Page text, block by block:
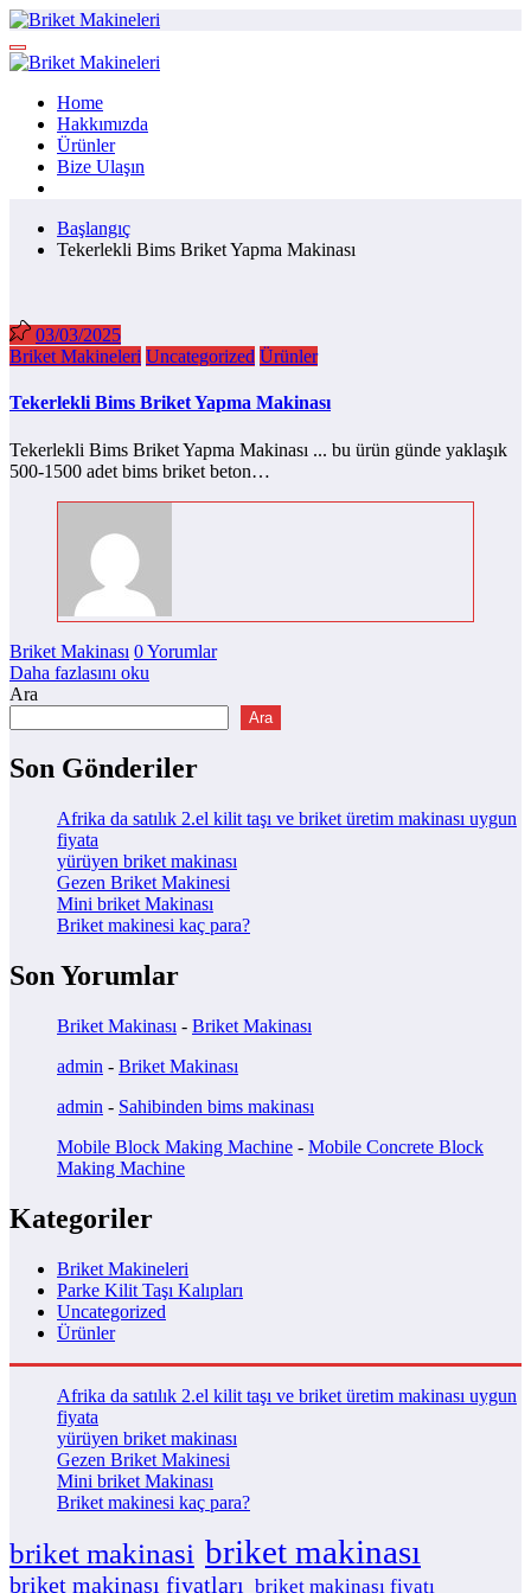
İçeriğe
Home
Hakkımızda
Ürünler
Bize Ulaşın
Başlangıç
Tekerlekli Bims Briket Yapma Makinası
03/03/2025
Briket Makineleri Uncategorized Ürünler
Tekerlekli Bims Briket Yapma Makinası
Tekerlekli Bims Briket Yapma Makinası ... bu ürün günde yaklaşık
500-1500 adet bims briket beton…
Briket Makinası 0 Yorumlar
Daha fazlasını oku
Ara
Ara
Son Gönderiler
Afrika da satılık 2.el kilit taşı ve briket üretim makinası uygun
fiyata
yürüyen briket makinası
Gezen Briket Makinesi
Mini briket Makinası
Briket makinesi kaç para?
Son Yorumlar
Briket Makinası - Briket Makinası
admin - Briket Makinası
admin - Sahibinden bims makinası
Mobile Block Making Machine - Mobile Concrete Block
Making Machine
Kategoriler
Briket Makineleri
Parke Kilit Taşı Kalıpları
Uncategorized
Ürünler
Afrika da satılık 2.el kilit taşı ve briket üretim makinası uygun
fiyata
yürüyen briket makinası
Gezen Briket Makinesi
Mini briket Makinası
Briket makinesi kaç para?
briket makinasi briket makinası
briket makinası fiyatları briket makinası fiyatı